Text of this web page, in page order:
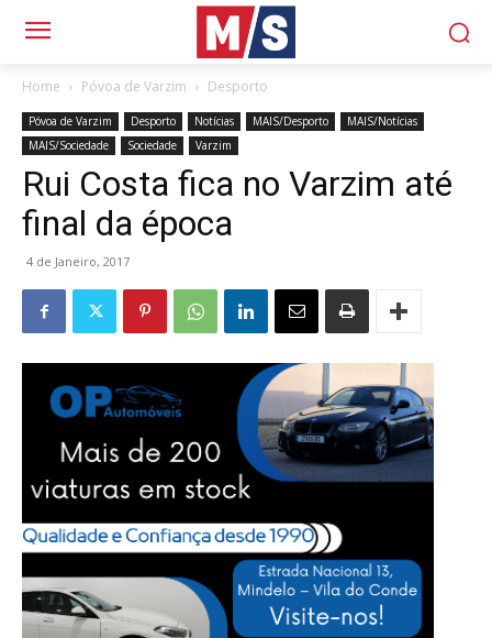
Home Póvoa de Varzim Desporto
Póvoa de Varzim Desporto Notícias MAIS/Desporto
MAIS/Notícias
MAIS/Sociedade
Sociedade Varzim
Rui Costa fica no Varzim até
final da época
4 de Janeiro, 2017